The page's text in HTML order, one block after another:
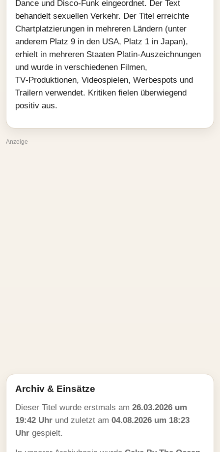
Dance und Disco‑Funk eingeordnet. Der Text
behandelt sexuellen Verkehr. Der Titel erreichte
Chartplatzierungen in mehreren Ländern (unter
anderem Platz 9 in den USA, Platz 1 in Japan),
erhielt in mehreren Staaten Platin‑Auszeichnungen
und wurde in verschiedenen Filmen,
TV‑Produktionen, Videospielen, Werbespots und
Trailern verwendet. Kritiken fielen überwiegend
positiv aus.
Anzeige
Archiv & Einsätze
Dieser Titel wurde erstmals am 26.03.2026 um
19:42 Uhr und zuletzt am 04.08.2026 um 18:23
Uhr gespielt.